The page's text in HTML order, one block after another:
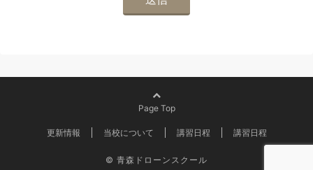
試験料、テキスト、施設利用料は、受講料に含まれます。
せん。なお、事務局でカメラ、ビデオ撮影等行う場合がありま
ウェブサイト、SNS等での公開を希望しない受講生はあらかじ
め事務局へご連絡ください。
Page Top
更新情報 当校について 講習日程 講習日程
© 青森ドローンスクール